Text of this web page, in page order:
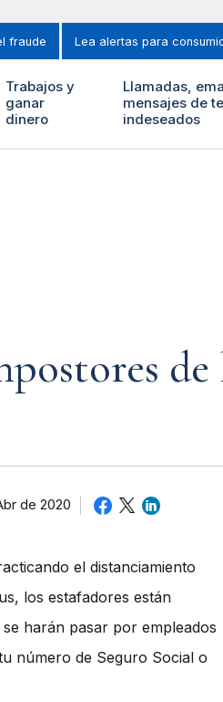
fraude Lea alertas para
Trabajos y
ganar
dinero
Llamadas,
mensajes de
indeseados
de 2020
el distanciamiento
los estafadores están
harán pasar por empleados
número de Seguro Social o